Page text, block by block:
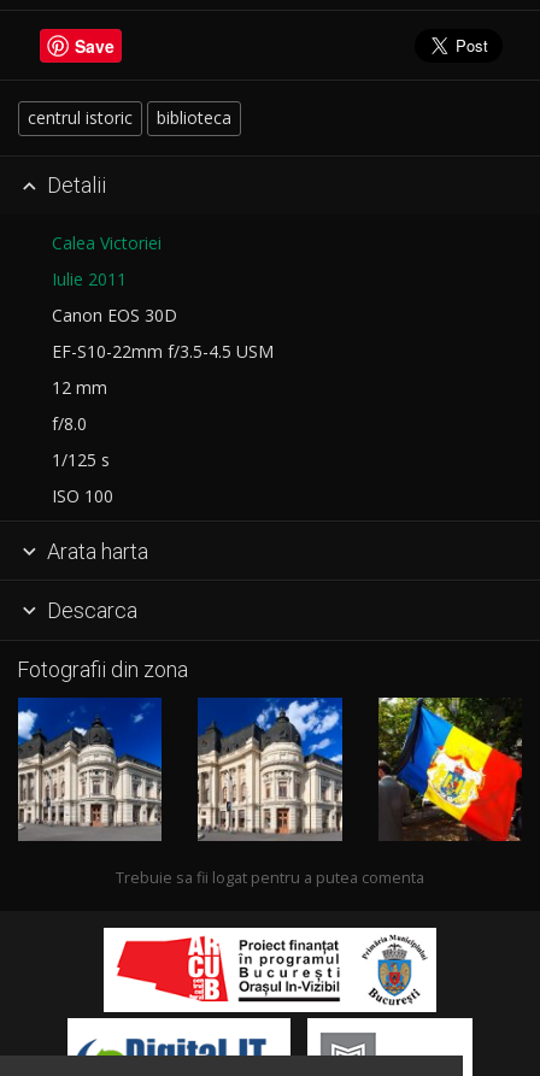
Save
centrul istoric biblioteca
 Detalii
Calea Victoriei
Iulie 2011
Canon EOS 30D
EF-S10-22mm f/3.5-4.5 USM
12 mm
f/8.0
1/125 s
ISO 100
 Arata harta
 Descarca
Fotografii din zona
Trebuie sa fii logat pentru a putea comenta